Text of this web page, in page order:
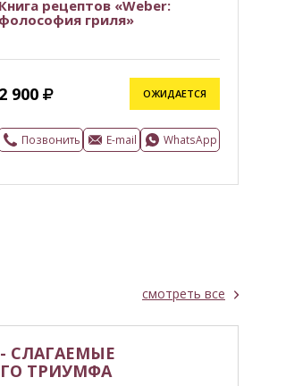
Книга рецептов «Weber:
фолософия гриля»
2 900 ОЖИДАЕТСЯ
Позвонить E-mail WhatsApp
смотреть все
СЛАГАЕМЫЕ
ТРИУМФА